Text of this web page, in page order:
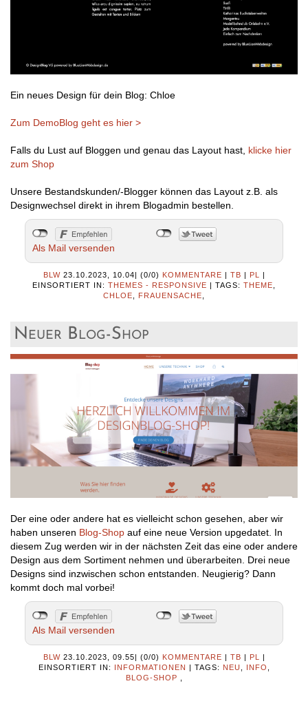
Ein neues Design für dein Blog: Chloe
Zum DemoBlog geht es hier >
Falls du Lust auf Bloggen und genau das Layout hast, klicke hier
zum Shop
Unsere Bestandskunden/-Blogger können das Layout z.B. als
Designwechsel direkt in ihrem Blogadmin bestellen.
Als Mail versenden
BLW 23.10.2023, 10.04| (0/0) KOMMENTARE | TB | PL
|
EINSORTIERT IN: THEMES - RESPONSIVE | TAGS: THEME
CHLOE
FRAUENSACHE
Neuer Blog-Shop
Der eine oder andere hat es vielleicht schon gesehen, aber wir
haben unseren Blog-Shop auf eine neue Version upgedatet. In
diesem Zug werden wir in der nächsten Zeit das eine oder andere
Design aus dem Sortiment nehmen und überarbeiten. Drei neue
Designs sind inzwischen schon entstanden. Neugierig? Dann
kommt doch mal vorbei!
Als Mail versenden
BLW 23.10.2023, 09.55| (0/0) KOMMENTARE | TB | PL
|
EINSORTIERT IN: INFORMATIONEN | TAGS: NEU INFO
BLOG-SHOP